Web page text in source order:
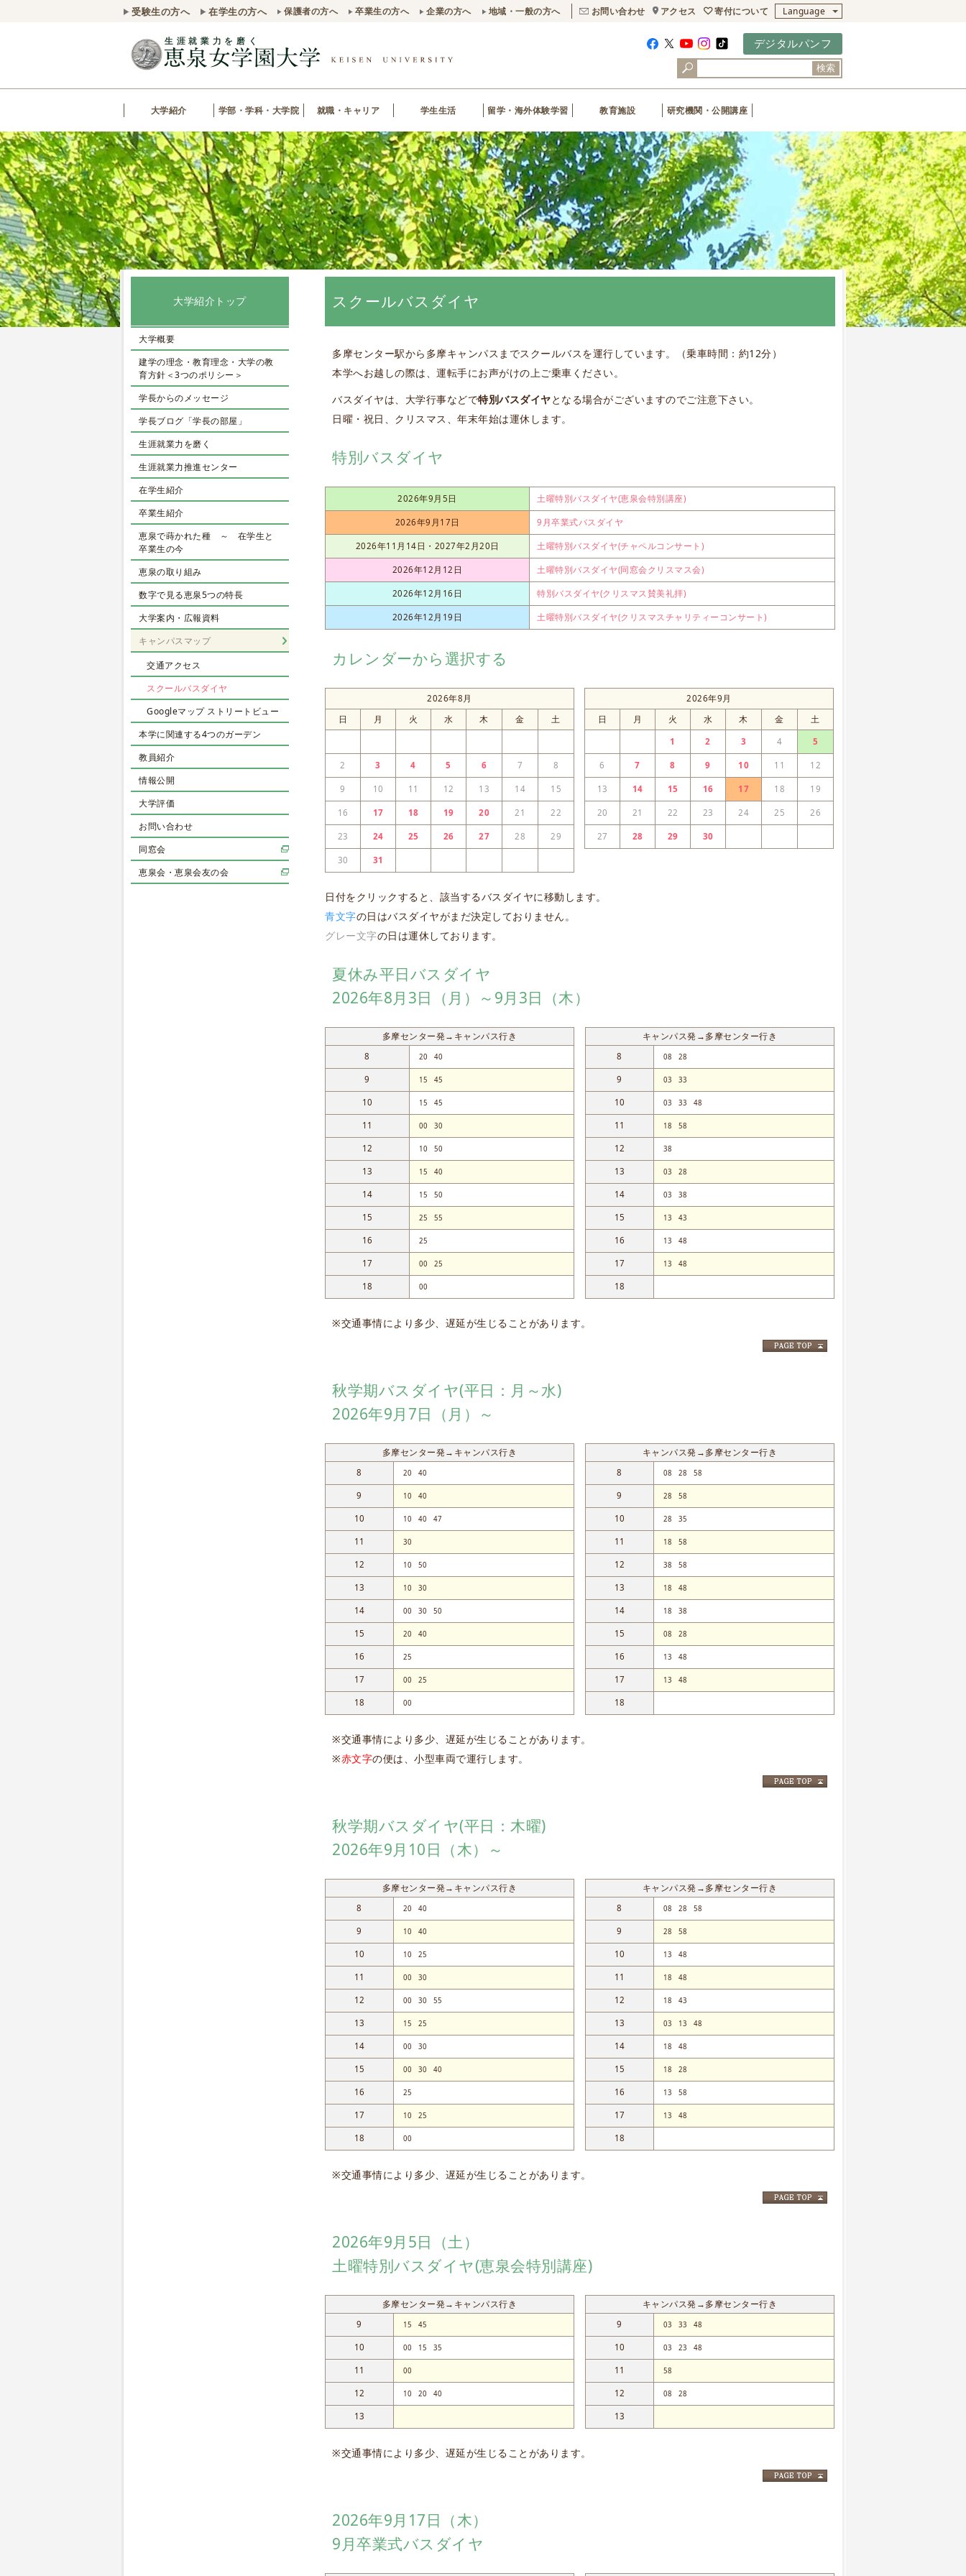
受験生の方へ 在学生の方へ 保護者の方へ 卒業生の方へ 企業の方へ 地域・一般の方へ お問い合わせ アクセス 寄付について Language
デジタルパンフ
検索
大学紹介 学部・学科・大学院 就職・キャリア 学生生活 留学・海外体験学習 教育施設 研究機関・公開講座
スクールバスダイヤ
多摩センター駅から多摩キャンパスまでスクールバスを運行しています。（乗車時間：約12分）
本学へお越しの際は、運転手にお声がけの上ご乗車ください。
バスダイヤは、大学行事などで特別バスダイヤとなる場合がございますのでご注意下さい。
日曜・祝日、クリスマス、年末年始は運休します。
特別バスダイヤ
2026年9月5日 土曜特別バスダイヤ(恵泉会特別講座)
2026年9月17日 9月卒業式バスダイヤ
2026年11月14日・2027年2月20日 土曜特別バスダイヤ(チャペルコンサート)
2026年12月12日 土曜特別バスダイヤ(同窓会クリスマス会)
2026年12月16日 特別バスダイヤ(クリスマス賛美礼拝)
2026年12月19日 土曜特別バスダイヤ(クリスマスチャリティーコンサート)
カレンダーから選択する
2026年8月
日
月 火 水 木 金 土
2 3 4 5 6 7 8
9 10 11 12 13 14 15
16 17 18 19 20 21 22
23 24 25 26 27 28 29
30 31
2026年9月
日
月 火 水 木 金 土
1 2 3 4 5
6 7 8 9 10 11 12
13 14 15 16 17 18 19
20 21 22 23 24 25 26
27 28 29 30
日付をクリックすると、該当するバスダイヤに移動します。
青文字の日はバスダイヤがまだ決定しておりません。
グレー文字の日は運休しております。
夏休み平日バスダイヤ
2026年8月3日（月）～9月3日（木）
多摩センター発→キャンパス行き
8
20 40
9 15 45
10 15 45
11 00 30
12 10 50
13 15 40
14 15 50
15 25 55
16 25
17 00 25
18 00
キャンパス発→多摩センター行き
8
08 28
9 03 33
10 03 33 48
11 18 58
12 38
13 03 28
14 03 38
15 13 43
16 13 48
17 13 48
18
※交通事情により多少、遅延が生じることがあります。
秋学期バスダイヤ(平日：月～水)
2026年9月7日（月）～
多摩センター発→キャンパス行き
8
20 40
9 10 40
10 10 40 47
11 30
12 10 50
13 10 30
14 00 30 50
15 20 40
16 25
17 00 25
18 00
キャンパス発→多摩センター行き
8
08 28 58
9 28 58
10 28 35
11 18 58
12 38 58
13 18 48
14 18 38
15 08 28
16 13 48
17 13 48
18
※交通事情により多少、遅延が生じることがあります。
※赤文字の便は、小型車両で運行します。
秋学期バスダイヤ(平日：木曜)
2026年9月10日（木）～
多摩センター発→キャンパス行き
8
20 40
9 10 40
10 10 25
11 00 30
12 00 30 55
13 15 25
14 00 30
15 00 30 40
16 25
17 10 25
18 00
キャンパス発→多摩センター行き
8
08 28 58
9 28 58
10 13 48
11 18 48
12 18 43
13 03 13 48
14 18 48
15 18 28
16 13 58
17 13 48
18
※交通事情により多少、遅延が生じることがあります。
2026年9月5日（土）
土曜特別バスダイヤ(恵泉会特別講座)
多摩センター発→キャンパス行き
9
15 45
10 00 15 35
11 00
12 10 20 40
13
キャンパス発→多摩センター行き
9
03 33 48
10 03 23 48
11 58
12 08 28
13
※交通事情により多少、遅延が生じることがあります。
2026年9月17日（木）
9月卒業式バスダイヤ
大学紹介トップ
大学概要
建学の理念・教育理念・大学の教
育方針＜3つのポリシー＞
学長からのメッセージ
学長ブログ「学長の部屋」
生涯就業力を磨く
生涯就業力推進センター
在学生紹介
卒業生紹介
恵泉で蒔かれた種 ～ 在学生と
卒業生の今
恵泉の取り組み
数字で見る恵泉5つの特長
大学案内・広報資料
キャンパスマップ
交通アクセス
スクールバスダイヤ
Googleマップ ストリートビュー
本学に関連する4つのガーデン
教員紹介
情報公開
大学評価
お問い合わせ
同窓会
恵泉会・恵泉会友の会